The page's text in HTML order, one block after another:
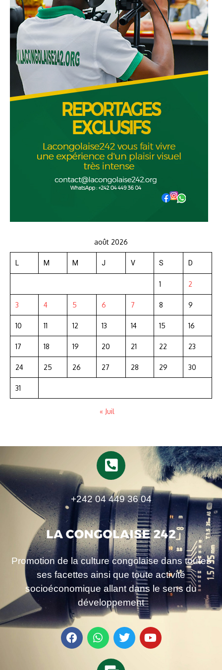
août 2026
L M M J V S D
1 2
3 4 5 6 7 8 9
10 11 12 13 14 15 16
17 18 19 20 21 22 23
24 25 26 27 28 29 30
31
« Juil
+242 04 449 36 04
Promotion de la culture congolaise dans toutes
ses facettes ainsi que toute activité
socioéconomique allant dans le sens du
développement